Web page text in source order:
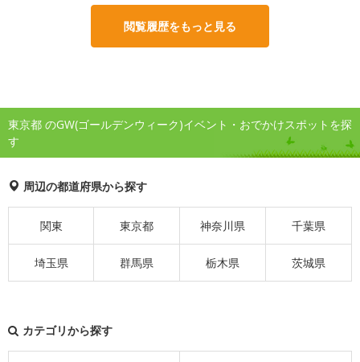
閲覧履歴をもっと見る
東京都 のGW(ゴールデンウィーク)イベント・おでかけスポットを探
す
周辺の都道府県から探す
関東 東京都 神奈川県 千葉県
埼玉県 群馬県 栃木県 茨城県
カテゴリから探す